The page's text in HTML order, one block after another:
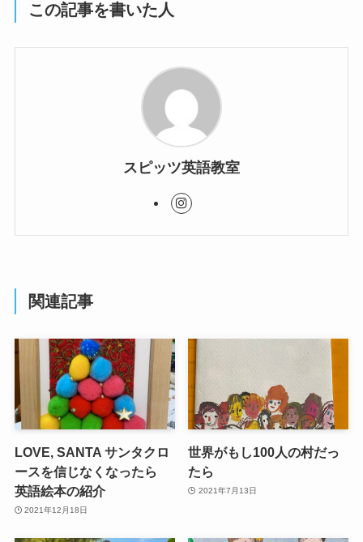
この記事を書いた人
スピッツ英語教室
関連記事
LOVE, SANTA サンタクロ
ースを信じなくなったら
英語絵本の紹介
2021年12月18日
世界がもし100人の村だっ
たら
2021年7月13日